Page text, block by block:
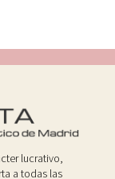
lucrativo,
a todas las